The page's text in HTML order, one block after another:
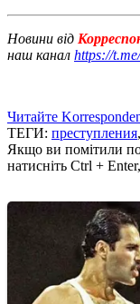
Новини від
наш канал https://
Читайте
ТЕГИ: преступления,
Якщо ви помітили
натисніть Ctrl +